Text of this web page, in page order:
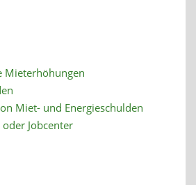
Mieterhöhungen
Miet- und Energieschulden
Jobcenter